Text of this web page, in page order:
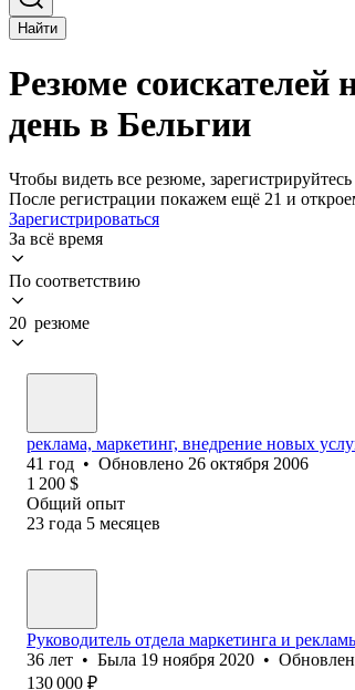
Найти
Резюме соискателей
день в Бельгии
Чтобы видеть все резюме, зарегистрируйтесь
После регистрации покажем ещё 21 и
Зарегистрироваться
За всё время
По соответствию
20 резюме
реклама, маркетинг, внедрение новых
41 год • Обновлено 26 октября 2006
1 200 $
Общий опыт
23 года 5 месяцев
Руководитель отдела маркетинга и
36 лет • Была 19 ноября 2020 •
130 000 ₽